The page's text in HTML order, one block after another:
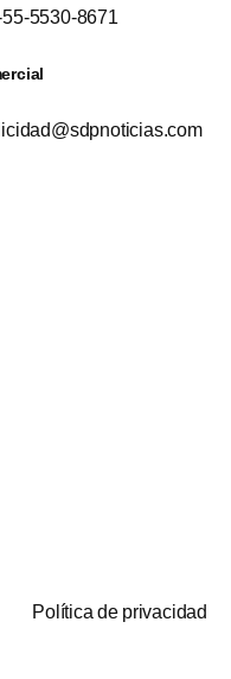
5530-8671
Política de privacidad